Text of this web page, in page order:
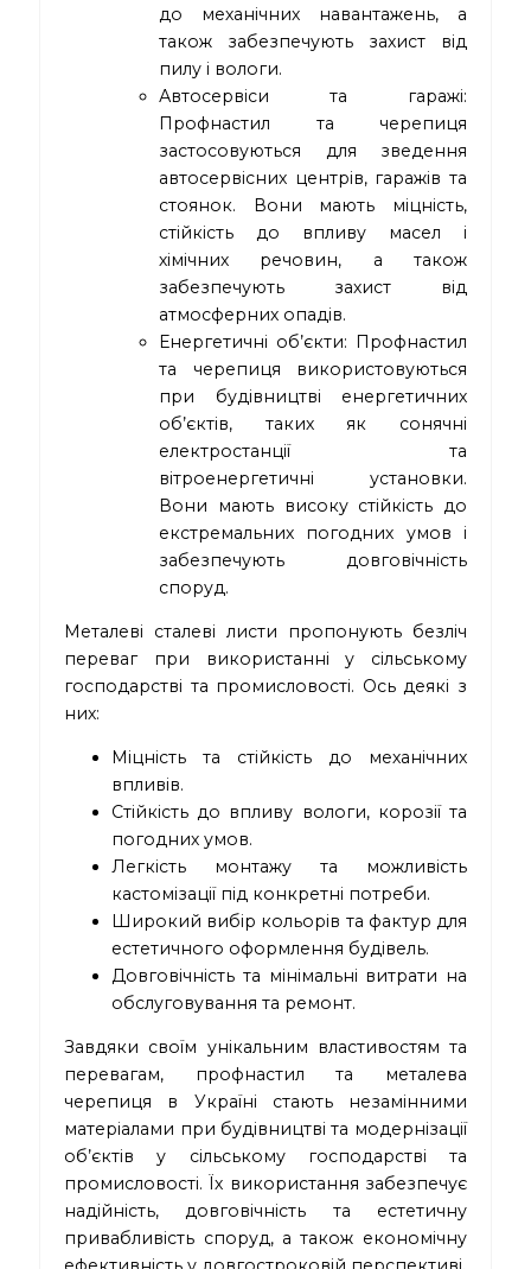
до механічних навантажень, а
також забезпечують захист від
пилу і вологи.
Автосервіси та гаражі:
Профнастил та черепиця
застосовуються для зведення
автосервісних центрів, гаражів та
стоянок. Вони мають міцність,
стійкість до впливу масел і
хімічних речовин, а також
забезпечують захист від
атмосферних опадів.
Енергетичні об’єкти: Профнастил
та черепиця використовуються
при будівництві енергетичних
об’єктів, таких як сонячні
електростанції та
вітроенергетичні установки.
Вони мають високу стійкість до
екстремальних погодних умов і
забезпечують довговічність
споруд.
Металеві сталеві листи пропонують безліч
переваг при використанні у сільському
господарстві та промисловості. Ось деякі з
них:
Міцність та стійкість до механічних
впливів.
Стійкість до впливу вологи, корозії та
погодних умов.
Легкість монтажу та можливість
кастомізації під конкретні потреби.
Широкий вибір кольорів та фактур для
естетичного оформлення будівель.
Довговічність та мінімальні витрати на
обслуговування та ремонт.
Завдяки своїм унікальним властивостям та
перевагам, профнастил та металева
черепиця в Україні стають незамінними
матеріалами при будівництві та модернізації
об’єктів у сільському господарстві та
промисловості. Їх використання забезпечує
надійність, довговічність та естетичну
привабливість споруд, а також економічну